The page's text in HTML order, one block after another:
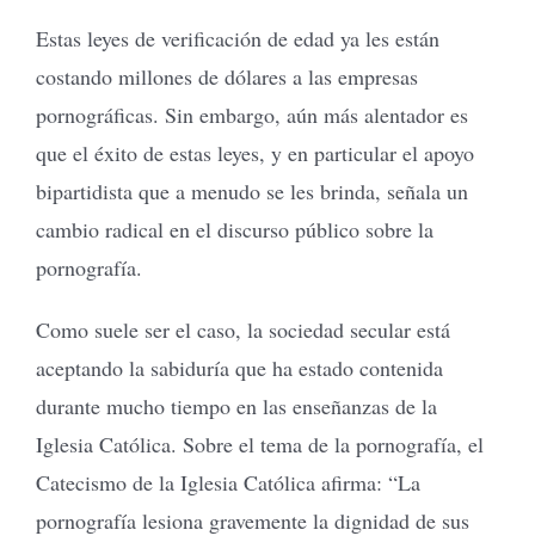
Estas leyes de verificación de edad ya les están
costando millones de dólares a las empresas
pornográficas. Sin embargo, aún más alentador es
que el éxito de estas leyes, y en particular el apoyo
bipartidista que a menudo se les brinda, señala un
cambio radical en el discurso público sobre la
pornografía.
Como suele ser el caso, la sociedad secular está
aceptando la sabiduría que ha estado contenida
durante mucho tiempo en las enseñanzas de la
Iglesia Católica. Sobre el tema de la pornografía, el
Catecismo de la Iglesia Católica afirma: “La
pornografía lesiona gravemente la dignidad de sus